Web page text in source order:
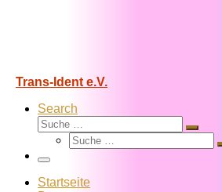
Trans-Ident e.V.
Search
Suche
Suche
Suche
Menü
Startseite